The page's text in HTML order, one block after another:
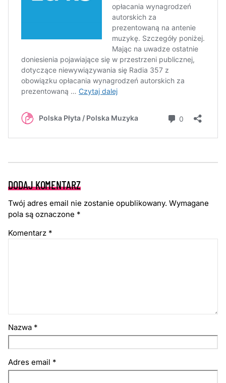
DODAJ KOMENTARZ
Twój adres email nie zostanie opublikowany. Wymagane
pola są oznaczone *
Komentarz *
Nazwa *
Adres email *